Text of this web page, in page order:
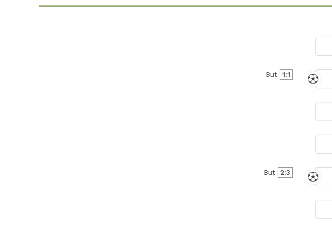
But 1:1
But 2:3